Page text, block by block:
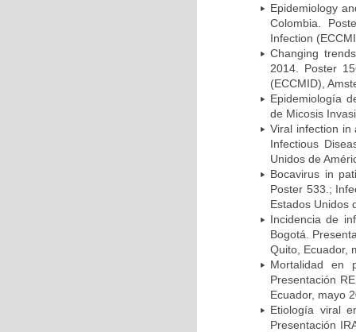
Epidemiology
Colombia.
Infection
Changing
2014. Poster
(ECCMID),
Epidemiología
de Micosis
Viral infection in
Infectious
Unidos de
Bocavirus in
Poster 533.;
Estados Unidos
Incidencia de
Bogotá.
Quito, Ecuador,
Mortalidad en
Presentación
Ecuador, mayo
Etiología viral
Presentación